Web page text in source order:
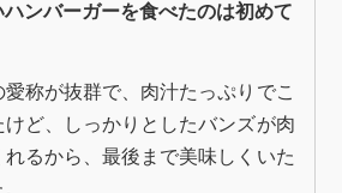
ンバーガーを食べたのは初めて
称が抜群で、肉汁たっぷりでこ
ど、しっかりとしたバンズが肉
るから、最後まで美味しくいた